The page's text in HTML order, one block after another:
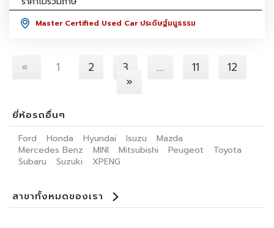
Master Certified Used Car ประดิษฐ์มนูธรรม
« 1 2 3 ... 11
12
»
ยี่ห้อรถอื่นๆ
Ford Honda Hyundai Isuzu
Mazda
Mercedes Benz
MINI Mitsubishi Peugeot
Toyota
Subaru
Suzuki XPENG
สาขาทั้งหมดของเรา